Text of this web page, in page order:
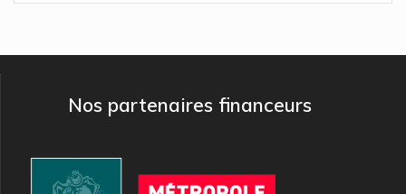
Nos partenaires financeurs